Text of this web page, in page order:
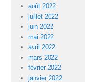
août 2022
juillet 2022
juin 2022
mai 2022
avril 2022
mars 2022
février 2022
janvier 2022